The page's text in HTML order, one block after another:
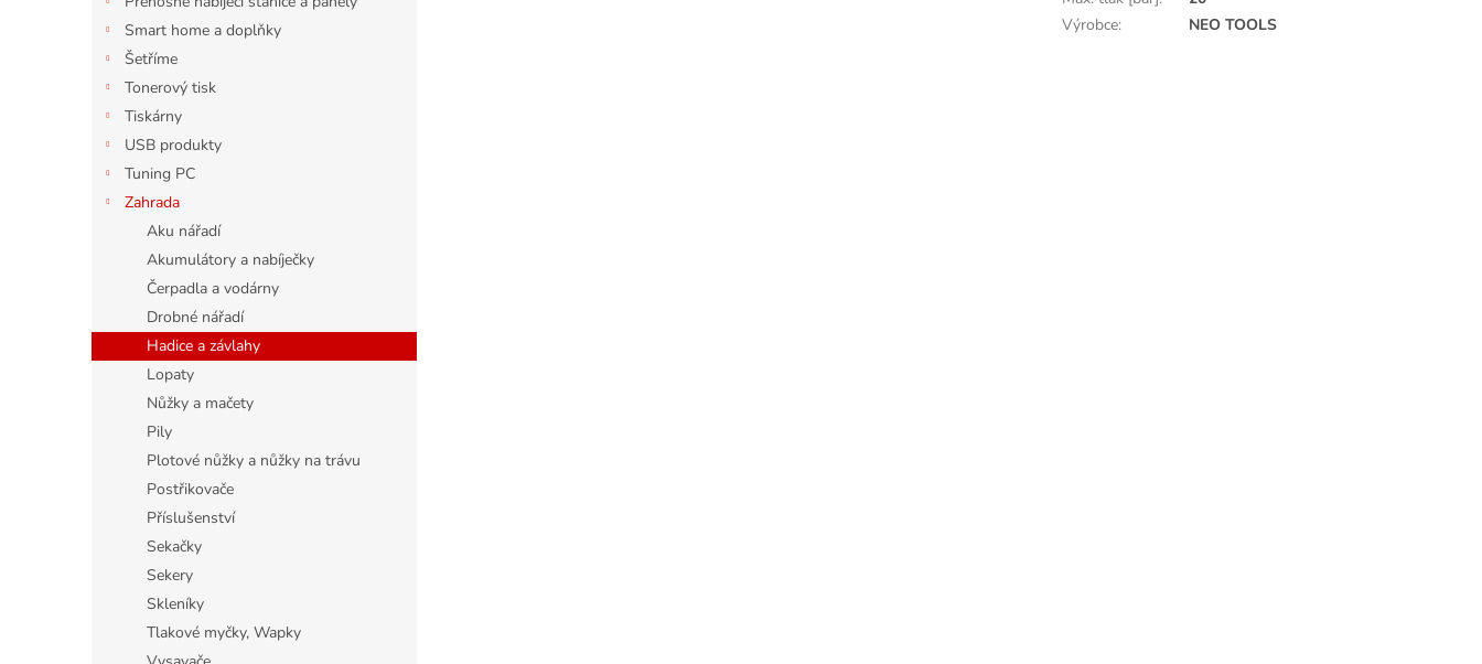
Smart home a doplňky
Šetříme
Tonerový tisk
Tiskárny
USB produkty
Tuning PC
Zahrada
Aku nářadí
Akumulátory a nabíječky
Čerpadla a vodárny
Drobné nářadí
Hadice a závlahy
Lopaty
Nůžky a mačety
Pily
Plotové nůžky a nůžky na trávu
Postřikovače
Příslušenství
Sekačky
Sekery
Skleníky
Tlakové myčky, Wapky
Výrobce: NEO TOOLS